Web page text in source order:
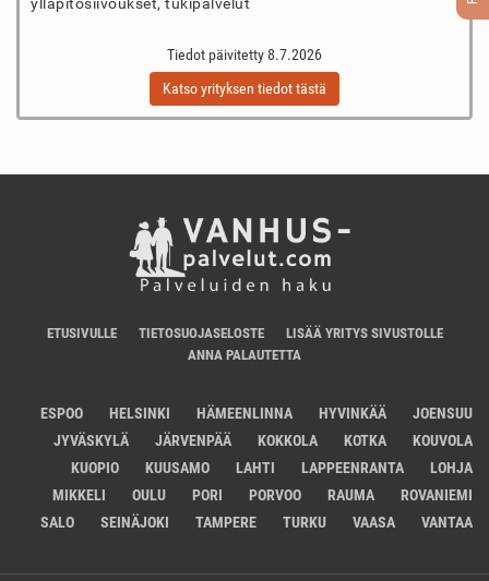
Tiedot päivitetty 8.7.2026
Katso yrityksen tiedot tästä
ETUSIVULLE TIETOSUOJASELOSTE
LISÄÄ YRITYS SIVUSTOLLE
ANNA PALAUTETTA
ESPOO HELSINKI HÄMEENLINNA HYVINKÄÄ
JOENSUU
JYVÄSKYLÄ
JÄRVENPÄÄ KOKKOLA KOTKA
KOUVOLA
KUOPIO
KUUSAMO LAHTI LAPPEENRANTA
LOHJA
MIKKELI
OULU PORI PORVOO RAUMA
ROVANIEMI
SALO
SEINÄJOKI TAMPERE TURKU VAASA VANTAA